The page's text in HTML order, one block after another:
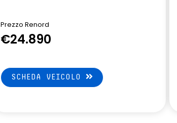
Prezzo Renord
€24.890
SCHEDA VEICOLO